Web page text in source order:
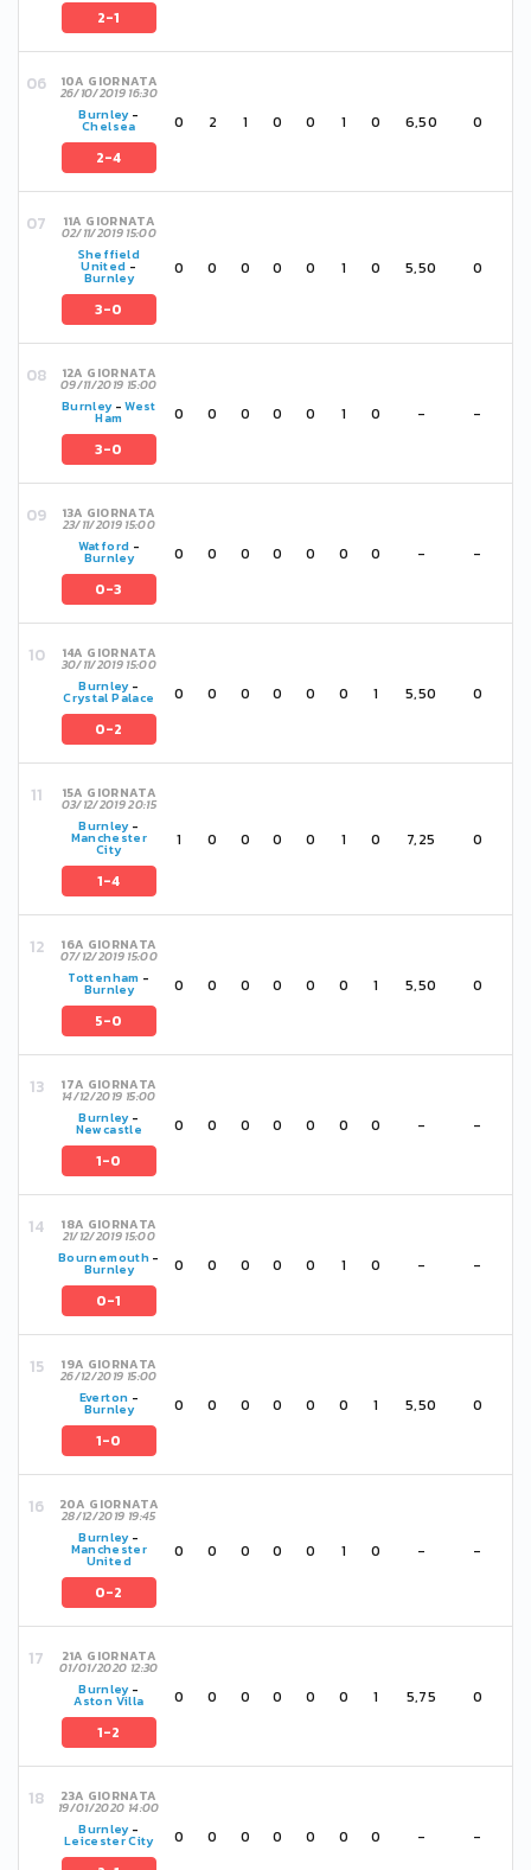
2-1
10A GIORNATA
26/10/2019 16:30
Burnley-
Chelsea
2-4
0 2 1 0 0 1 0 6,50 0
11A GIORNATA
02/11/2019 15:00
Sheffield
United -
Burnley
3-0
0 0 0 0 0 1 0 5,50 0
12A GIORNATA
09/11/2019 15:00
Burnley-West
Ham
3-0
0 0 0 0 0 1 0 - -
13A GIORNATA
23/11/2019 15:00
Watford -
Burnley
0-3
0 0 0 0 0 0 0 - -
14A GIORNATA
30/11/2019 15:00
Burnley-
Crystal Palace
0-2
0 0 0 0 0 0 1 5,50 0
15A GIORNATA
03/12/2019 20:15
Burnley-
Manchester
City
1-4
1 0 0 0 0 1 0 7,25 0
16A GIORNATA
07/12/2019 15:00
Tottenham -
Burnley
5-0
0 0 0 0 0 0 1 5,50 0
17A GIORNATA
14/12/2019 15:00
Burnley-
Newcastle
1-0
0 0 0 0 0 0 0 - -
18A GIORNATA
21/12/2019 15:00
Bournemouth-
Burnley
0-1
0 0 0 0 0 1 0 - -
19A GIORNATA
26/12/2019 15:00
Everton -
Burnley
1-0
0 0 0 0 0 0 1 5,50 0
20A GIORNATA
28/12/2019 19:45
Burnley-
Manchester
United
0-2
0 0 0 0 0 1 0 - -
21A GIORNATA
01/01/2020 12:30
Burnley-
Aston Villa
1-2
0 0 0 0 0 0 1 5,75 0
23A GIORNATA
19/01/2020 14:00
Burnley-
Leicester City 0 0 0 0 0 0 0 - -